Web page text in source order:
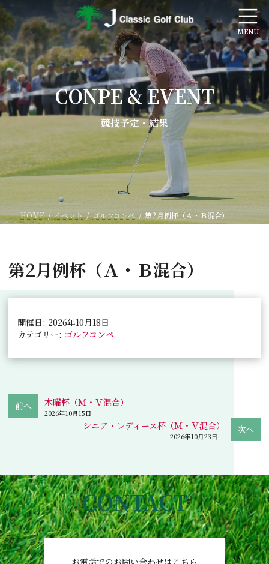
コ
ン
テ
ン
ツ
へ
ス
キ
ッ
プ
ナ
ビ
ゲ
ー
シ
ョ
ン
に
移
動
CONPE & EVENT
競技予定・結果
HOME イベント ゴルフコンペ 第2月例杯（Ａ・Ｂ混合）
第2月例杯（Ａ・Ｂ混合）
開催日: 2026年10月18日
カテゴリー: ゴルフコンペ
木曜杯（Ｍ・Ｖ混合）
2026年10月15日
シニア・レディース杯（Ｍ・Ｖ混合）
2026年10月23日
CONTACT